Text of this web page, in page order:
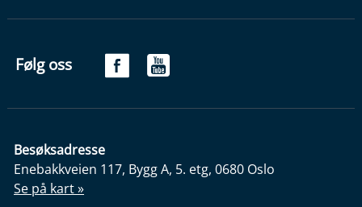
Følg oss
Besøksadresse
Enebakkveien 117, Bygg A, 5. etg, 0680 Oslo
Se på kart »